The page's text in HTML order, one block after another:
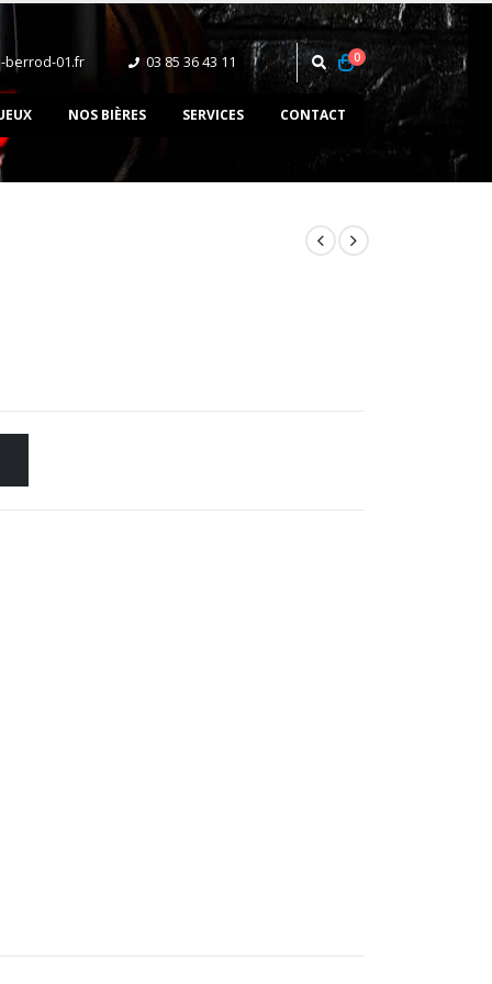
berrod-01.fr 03 85 36 43 11‬ 0
NOS BIÈRES SERVICES CONTACT